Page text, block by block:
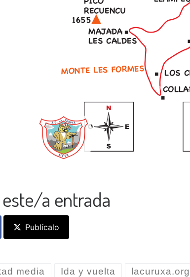
a entrada
Publícalo
media Ida y vuelta lacuruxa.org